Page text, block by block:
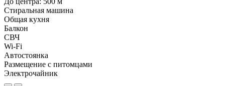
Стиральная машина
Общая кухня
Балкон
СВЧ
Wi-Fi
Автостоянка
Размещение с питомцами
Электрочайник